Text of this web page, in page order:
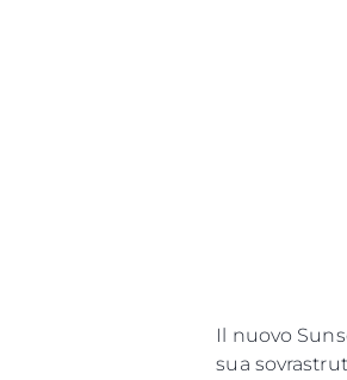
Il nuovo
sua